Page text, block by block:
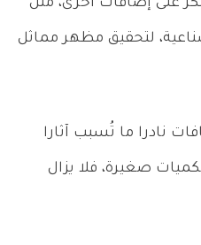
على إضافات آخرى، مثل
لتحقيق مظهر مماثل
نادرا ما تُسبب آثارا
صغيرة، فلا يزال